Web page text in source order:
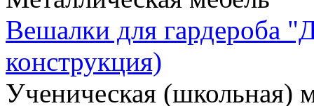
Вешалки для гардероба
конструкция)
Ученическая (школьная)